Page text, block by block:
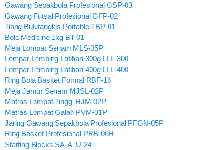
Gawang Sepakbola Profesional GSP-03
Gawang Futsal Profesional GFP-02
Tiang Bulutangkis Portable TBP-01
Bola Medicine 1kg BT-01
Meja Lompat Senam MLS-05P
Lempar Lembing Latihan 300g LLL-300
Lempar Lembing Latihan 400g LLL-400
Ring Bola Basket Formal RBF-16
Meja Jamur Senam MJSL-02P
Matras Lompat Tinggi HJM-02P
Matras Lompat Galah PVM-01P
Jaring Gawang Sepakbola Profesional PFGN-05P
Ring Basket Profesional PRB-06H
Starting Blocks SA-ALU-24